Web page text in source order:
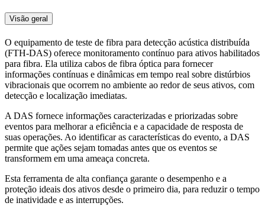
Visão geral
O equipamento de teste de fibra para detecção acústica distribuída
(FTH-DAS) oferece monitoramento contínuo para ativos habilitados
para fibra. Ela utiliza cabos de fibra óptica para fornecer
informações contínuas e dinâmicas em tempo real sobre distúrbios
vibracionais que ocorrem no ambiente ao redor de seus ativos, com
detecção e localização imediatas.
A DAS fornece informações caracterizadas e priorizadas sobre
eventos para melhorar a eficiência e a capacidade de resposta de
suas operações. Ao identificar as características do evento, a DAS
permite que ações sejam tomadas antes que os eventos se
transformem em uma ameaça concreta.
Esta ferramenta de alta confiança garante o desempenho e a
proteção ideais dos ativos desde o primeiro dia, para reduzir o tempo
de inatividade e as interrupções.